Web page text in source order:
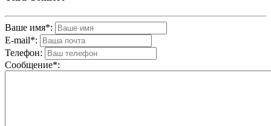
Ваше имя*:
E-mail*:
Телефон:
Cообщениe*: